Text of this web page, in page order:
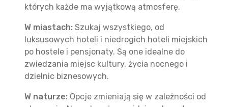
których każde ma wyjątkową atmosferę.
W miastach: Szukaj wszystkiego, od
luksusowych hoteli i niedrogich hoteli miejskich
po hostele i pensjonaty. Są one idealne do
zwiedzania miejsc kultury, życia nocnego i
dzielnic biznesowych.
W naturze: Opcje zmieniają się w zależności od